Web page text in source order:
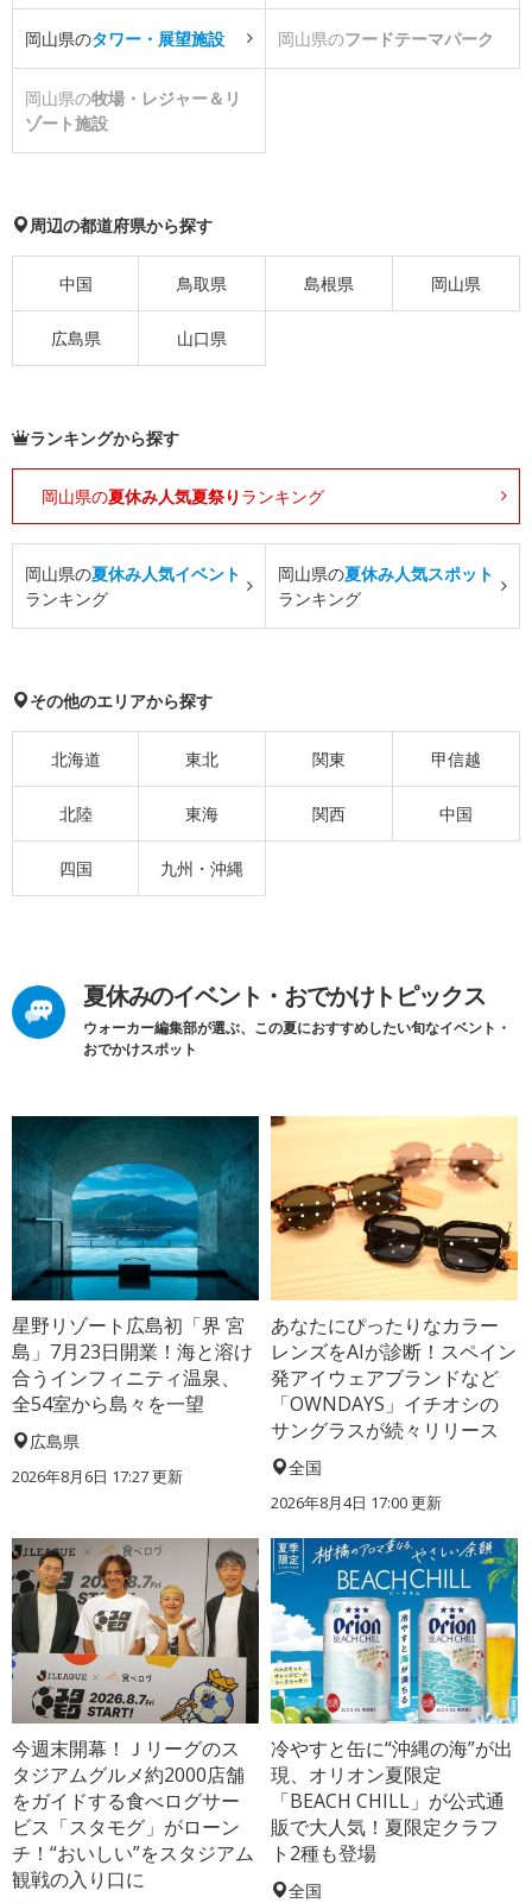
岡山県のタワー・展望施設 岡山県のフードテーマパーク
岡山県の牧場・レジャー＆リ
ゾート施設
周辺の都道府県から探す
中国 鳥取県 島根県 岡山県
広島県 山口県
ランキングから探す
岡山県の夏休み人気夏祭り ランキング
岡山県の夏休み人気イベント
ランキング
岡山県の夏休み人気スポット
ランキング
その他のエリアから探す
北海道 東北 関東 甲信越
北陸 東海 関西 中国
四国 九州・沖縄
夏休みのイベント・おでかけトピックス
ウォーカー編集部が選ぶ、この夏におすすめしたい旬なイベント・
おでかけスポット
星野リゾート広島初「界 宮
島」7月23日開業！海と溶け
合うインフィニティ温泉、
全54室から島々を一望
広島県
2026年8月6日 17:27更新
あなたにぴったりなカラー
レンズをAIが診断！スペイン
発アイウェアブランドなど
「OWNDAYS」イチオシの
サングラスが続々リリース
全国
2026年8月4日 17:00更新
今週末開幕！Ｊリーグのス
タジアムグルメ約2000店舗
をガイドする食べログサー
ビス「スタモグ」がローン
チ！“おいしい”をスタジアム
観戦の入り口に
冷やすと缶に“沖縄の海”が出
現、オリオン夏限定
「BEACH CHILL」が公式通
販で大人気！夏限定クラフ
ト2種も登場
全国